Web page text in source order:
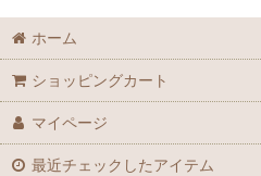
ホーム
ショッピングカート
マイページ
最近チェックしたアイテム